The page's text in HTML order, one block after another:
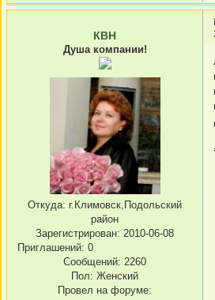
КВН
Душа компании!
Откуда: г.Климовск,Подольский
район
Зарегистрирован: 2010-06-08
Приглашений: 0
Сообщений: 2260
Пол: Женский
Провел на форуме: